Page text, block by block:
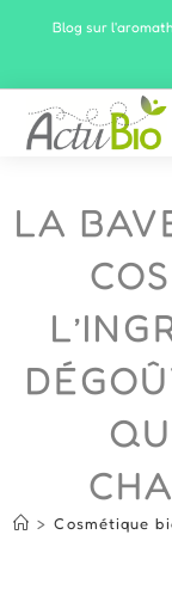
Blog sur
LA
> Cosmétique